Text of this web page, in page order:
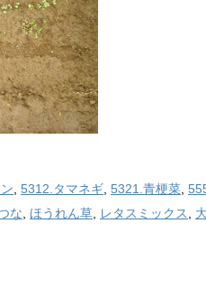
5312.タマネギ 5321.青梗菜
な ほうれん草 レタスミックス